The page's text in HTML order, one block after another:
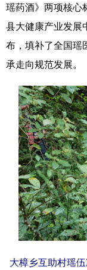
瑶药酒》两项核心
县大健康产业发展
布，填补了全国瑶
承走向规范发展。
大樟乡互助村瑶